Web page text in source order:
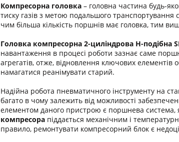
Компресорна головка – головна частина будь-
тиску газів з метою подальшого
чим більша кількість поршнів має головка, тим
Головка компресорна 2-циліндрова H-подібна
навантаження в процесі роботи зазнає саме
агрегатів, отже, відновлення ключових
намагатися реанімувати старий.
Надійна робота пневматичного інструменту на
багато в чому залежить від можливості
елементом даного пристрою є поршнева система,
компресора піддається механічним і
правило, ремонтувати компресорний блок є